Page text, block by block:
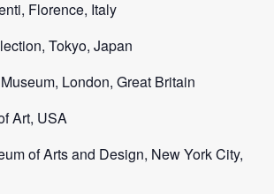
Florence, Italy
Tokyo, Japan
London, Great Britain
Art, USA
of Arts and Design, New York City,